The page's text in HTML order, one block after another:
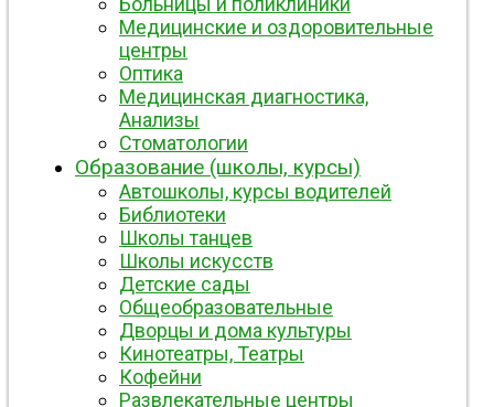
Медицинские и оздоровительные
центры
Оптика
Медицинская диагностика,
Анализы
Стоматологии
Образование (школы, курсы)
Автошколы, курсы водителей
Библиотеки
Школы танцев
Школы искусств
Детские сады
Общеобразовательные
Дворцы и дома культуры
Кинотеатры, Театры
Кофейни
Развлекательные центры